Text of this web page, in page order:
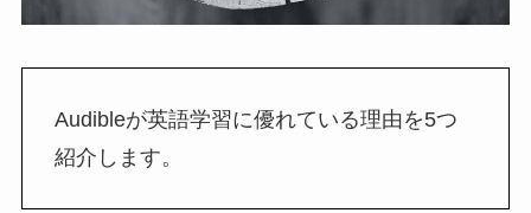
Audibleが英語学習に優れている理由を5つ
紹介します。